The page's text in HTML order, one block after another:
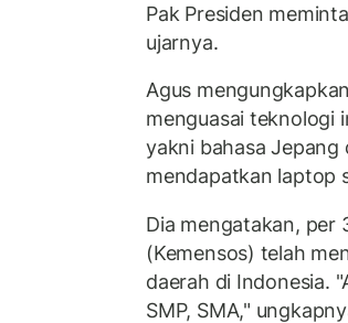
Pak Presiden
ujarnya.
Agus
menguasai teknologi
yakni bahasa
mendapatkan laptop
Dia mengatakan, per
(Kemensos) telah
daerah di Indonesia.
SMP, SMA,"